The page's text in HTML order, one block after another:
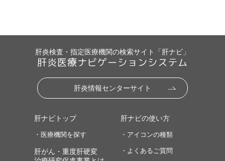
肝炎検査・指定医療機関の検索サイト「肝ナビ」
肝炎医療ナビゲーションシステム
肝炎情報センターサイト
肝ナビトップ
・医療機関を探す
肝がん・重度肝硬変
肝ナビの使い方
・アイコンの種類
・よくあるご質問